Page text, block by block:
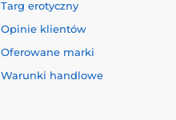
Targ erotyczny
Opinie klientów
Oferowane marki
Warunki handlowe